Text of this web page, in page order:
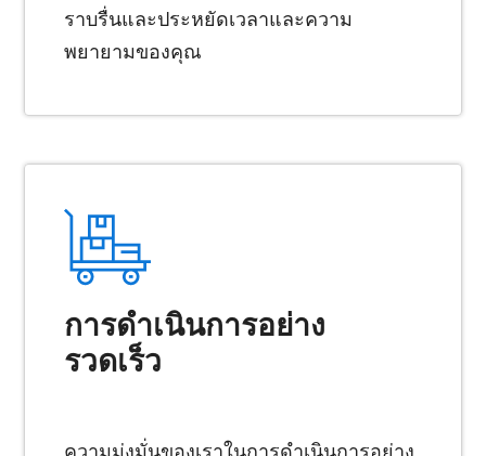
ราบรื่นและประหยัดเวลาและความ
พยายามของคุณ
การดำเนินการอย่าง
รวดเร็ว